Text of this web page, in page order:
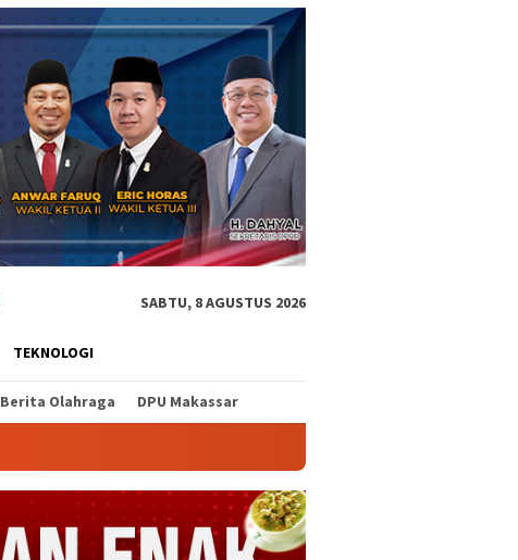
SABTU, 8 AGUSTUS 2026
TEKNOLOGI
Berita Olahraga DPU Makassar